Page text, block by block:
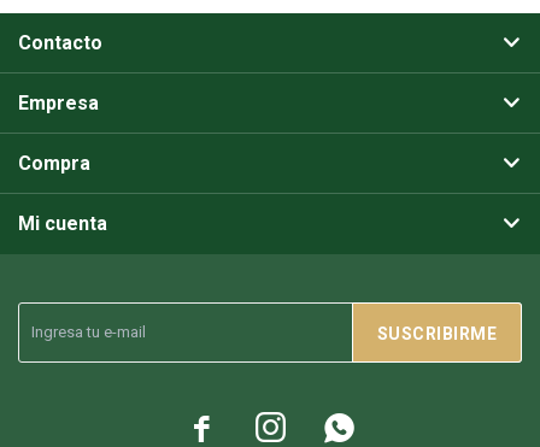
SUSCRIBIRME
  
Contacto
Empresa
Compra
Mi cuenta